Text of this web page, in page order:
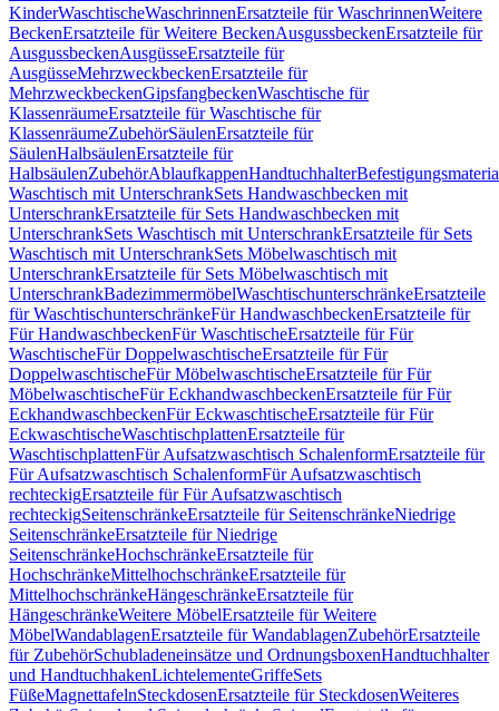
KinderWaschtischeWaschrinnenErsatzteile für WaschrinnenWeitere
BeckenErsatzteile für Weitere BeckenAusgussbeckenErsatzteile für
AusgussbeckenAusgüsseErsatzteile für
AusgüsseMehrzweckbeckenErsatzteile für
MehrzweckbeckenGipsfangbeckenWaschtische für
KlassenräumeErsatzteile für Waschtische für
KlassenräumeZubehörSäulenErsatzteile für
SäulenHalbsäulenErsatzteile für
HalbsäulenZubehörAblaufkappenHandtuchhalter
Waschtisch mit UnterschrankSets Handwaschbecken mit
UnterschrankErsatzteile für Sets Handwaschbecken mit
UnterschrankSets Waschtisch mit UnterschrankErsatzteile für Sets
Waschtisch mit UnterschrankSets Möbelwaschtisch mit
UnterschrankErsatzteile für Sets Möbelwaschtisch mit
UnterschrankBadezimmermöbelWaschtischunterschränkeErsatzteile
für WaschtischunterschränkeFür HandwaschbeckenErsatzteile für
Für HandwaschbeckenFür WaschtischeErsatzteile für Für
WaschtischeFür DoppelwaschtischeErsatzteile für Für
DoppelwaschtischeFür MöbelwaschtischeErsatzteile für Für
MöbelwaschtischeFür EckhandwaschbeckenErsatzteile für Für
EckhandwaschbeckenFür EckwaschtischeErsatzteile für Für
EckwaschtischeWaschtischplattenErsatzteile für
WaschtischplattenFür Aufsatzwaschtisch SchalenformErsatzteile für
Für Aufsatzwaschtisch SchalenformFür Aufsatzwaschtisch
rechteckigErsatzteile für Für Aufsatzwaschtisch
rechteckigSeitenschränkeErsatzteile für SeitenschränkeNiedrige
SeitenschränkeErsatzteile für Niedrige
SeitenschränkeHochschränkeErsatzteile für
HochschränkeMittelhochschränkeErsatzteile für
MittelhochschränkeHängeschränkeErsatzteile für
HängeschränkeWeitere MöbelErsatzteile für Weitere
MöbelWandablagenErsatzteile für WandablagenZubehörErsatzteile
für ZubehörSchubladeneinsätze und OrdnungsboxenHandtuchhalter
und HandtuchhakenLichtelementeGriffeSets
FüßeMagnettafelnSteckdosenErsatzteile für SteckdosenWeiteres